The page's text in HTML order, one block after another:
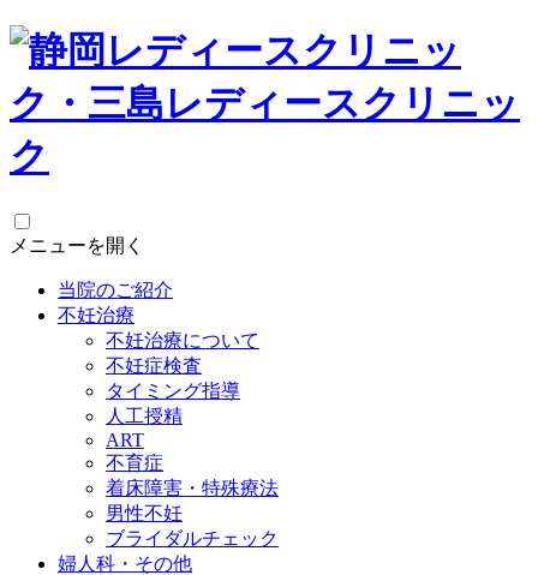
メニューを開く
当院のご紹介
不妊治療
不妊治療について
不妊症検査
タイミング指導
人工授精
ART
不育症
着床障害・特殊療法
男性不妊
ブライダルチェック
婦人科・その他